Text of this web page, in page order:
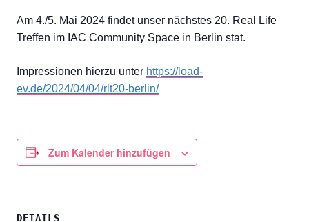
Am 4./5. Mai 2024 findet unser nächstes 20. Real Life
Treffen im IAC Community Space in Berlin stat.
Impressionen hierzu unter https://load-
ev.de/2024/04/04/rlt20-berlin/
Zum Kalender hinzufügen
DETAILS